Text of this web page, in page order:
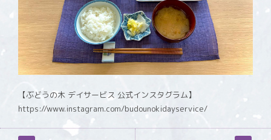
【ぶどうの木 デイサービス 公式インスタグラム】
https://www.instagram.com/budounokidayservice/